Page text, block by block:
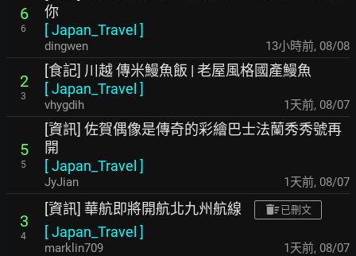
6
6
你
[Japan_Travel ]
dingwen 13小時前, 08/08
2
3
[食記] 川越 傳米鰻魚飯 | 老屋風格國產鰻魚
[Japan_Travel ]
vhygdih 1天前, 08/07
5
5
[資訊] 佐賀偶像是傳奇的彩繪巴士法蘭秀秀號再
開
[Japan_Travel ]
JyJian 1天前, 08/07
3
4
[資訊] 華航即將開航北九州航線 已刪文
[Japan_Travel ]
marklin709 1天前, 08/07